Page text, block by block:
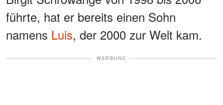
führte, hat er bereits einen Sohn
namens Luis, der 2000 zur Welt kam.
WERBUNG